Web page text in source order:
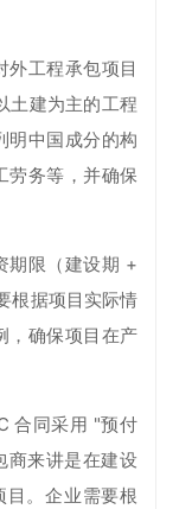
外工程承包项目
土建为主的工程
明中国成分的构
劳务等，并确保
期限（建设期 +
根据项目实际情
，确保项目在产
合同采用 "预付
商来讲是在建设
目。企业需要根